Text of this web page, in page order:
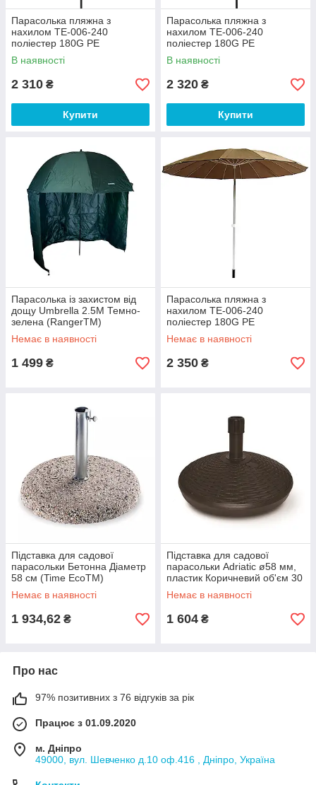
Парасолька пляжна з
нахилом ТЕ-006-240
поліестер 180G PE
коричневий діаметр купола
2,4 метра (Time EcoTM) Синя
В наявності
2 310 ₴
Купити
Парасолька пляжна з
нахилом ТЕ-006-240
поліестер 180G PE
коричневий діаметр купола
2,4 метра (Time EcoTM) Сіра
В наявності
2 320 ₴
Купити
Парасолька із захистом від
дощу Umbrella 2.5M Темно-
зелена (RangerTM)
Немає в наявності
1 499 ₴
Парасолька пляжна з
нахилом ТЕ-006-240
поліестер 180G PE
коричневий діаметр купола
2,4 метра (Time EcoTM)
Немає в наявності
2 350 ₴
Підставка для садової
парасольки Бетонна Діаметр
58 см (Time EcoTM)
Немає в наявності
1 934,62 ₴
Підставка для садової
парасольки Adriatic ø58 мм,
пластик Коричневий об'єм 30
літрів (Time EcoTM)
Немає в наявності
1 604 ₴
Про нас
97% позитивних з 76 відгуків за рік
Працює з 01.09.2020
м. Дніпро
49000, вул. Шевченко д.10 оф.416 , Дніпро, Україна